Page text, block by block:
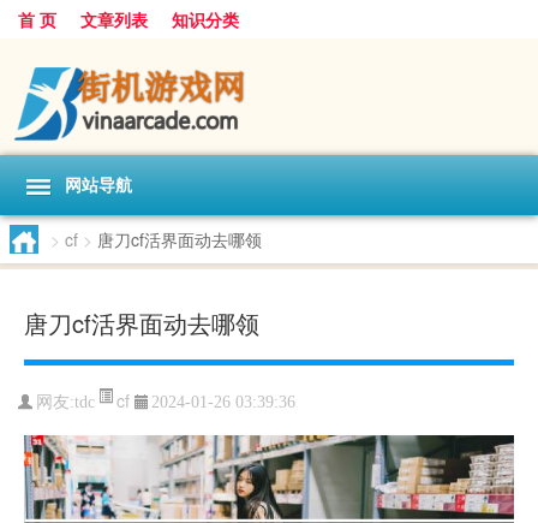
首 页 文章列表 知识分类
网站导航
> cf > 唐刀cf活界面动去哪领
唐刀cf活界面动去哪领
网友:tdc cf 2024-01-26 03:39:36